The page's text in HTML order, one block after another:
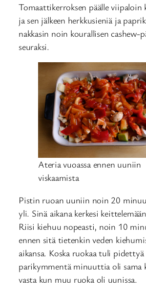
Tomaattikerroksen päälle viipaloin
ja sen jälkeen herkkusieniä ja
nakkasin noin kourallisen cashew-
seuraksi.
Ateria vuoassa ennen uuniin
viskaamista
Pistin ruoan uuniin noin 20
yli. Sinä aikana kerkesi
Riisi kiehuu nopeasti, noin 10
ennen sitä tietenkin veden
aikansa. Koska ruokaa tuli pidettyä
parikymmentä minuuttia oli sama
vasta kun muu ruoka oli uunissa.